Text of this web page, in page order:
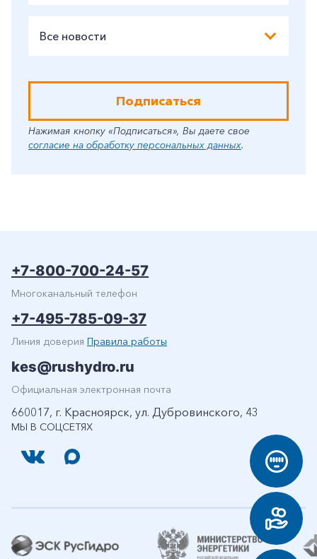
Все новости
Подписаться
Нажимая кнопку «Подписаться», Вы даете свое
согласие на обработку персональных данных.
МЫ В СОЦСЕТЯХ
+7-800-700-24-57
Многоканальный телефон
+7-495-785-09-37
Линия доверия Правила работы
kes@rushydro.ru
Официальная электронная почта
660017, г. Красноярск, ул. Дубровинского, 43